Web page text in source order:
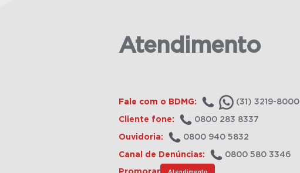
Atendimento
Fale com o BDMG: (31) 3219-8000
Cliente fone: 0800 283 8337
Ouvidoria: 0800 940 5832
Canal de Denúncias: 0800 580 3346
Atendimento